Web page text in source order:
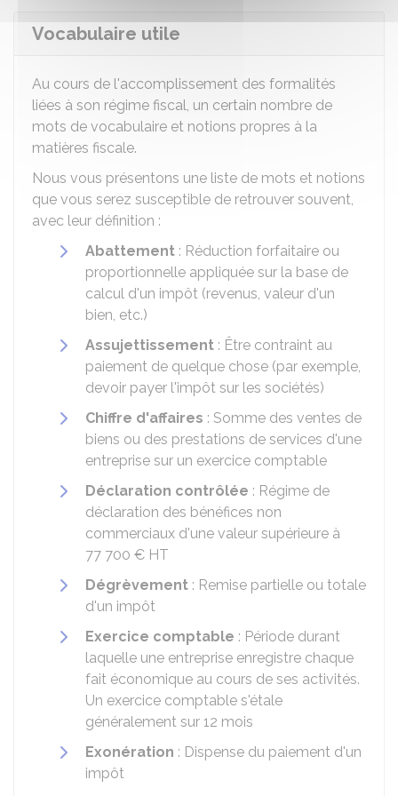
Vocabulaire utile
Au cours de l'accomplissement des formalités
liées à son régime fiscal, un certain nombre de
mots de vocabulaire et notions propres à la
matières fiscale.
Nous vous présentons une liste de mots et notions
que vous serez susceptible de retrouver souvent,
avec leur définition :
Abattement : Réduction forfaitaire ou
proportionnelle appliquée sur la base de
calcul d'un impôt (revenus, valeur d'un
bien, etc.)
Assujettissement : Être contraint au
paiement de quelque chose (par exemple,
devoir payer l'impôt sur les sociétés)
Chiffre d'affaires : Somme des ventes de
biens ou des prestations de services d'une
entreprise sur un exercice comptable
Déclaration contrôlée : Régime de
déclaration des bénéfices non
commerciaux d'une valeur supérieure à
77 700 € HT
Dégrèvement : Remise partielle ou totale
d'un impôt
Exercice comptable : Période durant
laquelle une entreprise enregistre chaque
fait économique au cours de ses activités.
Un exercice comptable s'étale
généralement sur 12 mois
Exonération : Dispense du paiement d'un
impôt